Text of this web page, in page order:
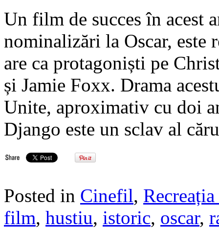
Un film de succes în acest
nominalizări la Oscar, este
are ca protagoniști pe
și Jamie Foxx. Drama
Unite, aproximativ cu doi
Django este un sclav al
Posted in Cinefil,
film, hustiu, istoric, oscar,